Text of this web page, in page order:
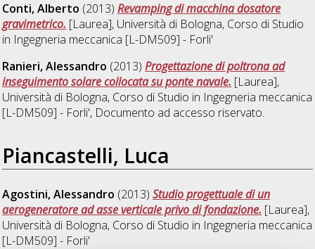
Conti, Alberto (2013)Revamping di macchina dosatore
gravimetrico. [Laurea], Università di Bologna, Corso di Studio
in Ingegneria meccanica [L-DM509] - Forli'
Ranieri, Alessandro (2013)Progettazione di poltrona ad
inseguimento solare collocata su ponte navale. [Laurea],
Università di Bologna, Corso di Studio in Ingegneria meccanica
[L-DM509] - Forli', Documento ad accesso riservato.
Piancastelli, Luca
Agostini, Alessandro (2013)Studio progettuale di un
aerogeneratore ad asse verticale privo di fondazione. [Laurea],
Università di Bologna, Corso di Studio in Ingegneria meccanica
[L-DM509] - Forli'